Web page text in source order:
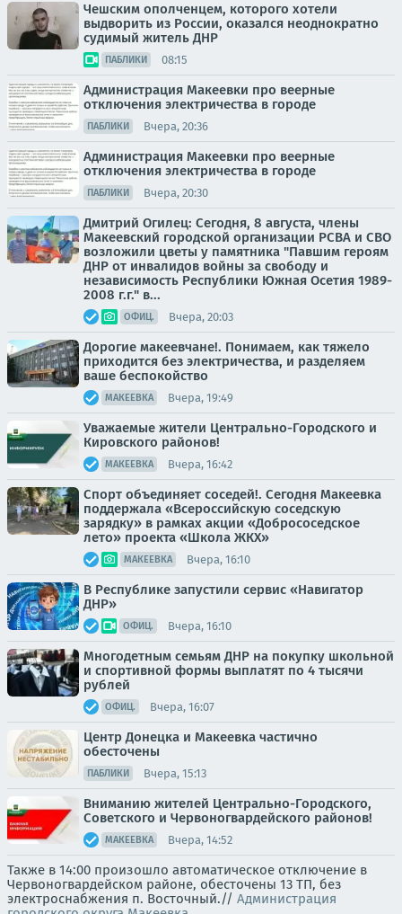
Чешским ополченцем, которого хотели
выдворить из России, оказался неоднократно
судимый житель ДНР
ПАБЛИКИ 08:15
Администрация Макеевки про веерные
отключения электричества в городе
ПАБЛИКИ Вчера, 20:36
Администрация Макеевки про веерные
отключения электричества в городе
ПАБЛИКИ Вчера, 20:30
Дмитрий Огилец: Сегодня, 8 августа, члены
Макеевский городской организации РСВА и СВО
возложили цветы у памятника "Павшим героям
ДНР от инвалидов войны за свободу и
независимость Республики Южная Осетия 1989-
2008 г.г." в...
ОФИЦ. Вчера, 20:03
Дорогие макеевчане!. Понимаем, как тяжело
приходится без электричества, и разделяем
ваше беспокойство
МАКЕЕВКА Вчера, 19:49
Уважаемые жители Центрально-Городского и
Кировского районов!
МАКЕЕВКА Вчера, 16:42
Спорт объединяет соседей!. Сегодня Макеевка
поддержала «Всероссийскую соседскую
зарядку» в рамках акции «Добрососедское
лето» проекта «Школа ЖКХ»
МАКЕЕВКА Вчера, 16:10
В Республике запустили сервис «Навигатор
ДНР»
ОФИЦ. Вчера, 16:10
Многодетным семьям ДНР на покупку школьной
и спортивной формы выплатят по 4 тысячи
рублей
ОФИЦ. Вчера, 16:07
Центр Донецка и Макеевка частично
обесточены
ПАБЛИКИ Вчера, 15:13
Вниманию жителей Центрально-Городского,
Советского и Червоногвардейского районов!
МАКЕЕВКА Вчера, 14:52
Также в 14:00 произошло автоматическое отключение в
Червоногвардейском районе, обесточены 13 ТП, без
электроснабжения п. Восточный.// Администрация